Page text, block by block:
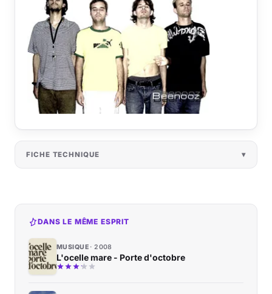
FICHE TECHNIQUE
DANS LE MÊME ESPRIT
MUSIQUE 2008
L'ocelle mare - Porte d'octobre